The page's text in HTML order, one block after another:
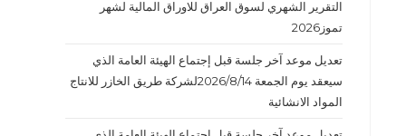
التقرير الشهري لسوق العراق للاوراق المالية لشهر
تموز2026
تعديل موعد آخر جلسة قبل إجتماع الهيئة العامة الذي
سيعقد يوم الجمعة 2026/8/14لشركة طريق الخازر للانتاج
المواد الانشائية